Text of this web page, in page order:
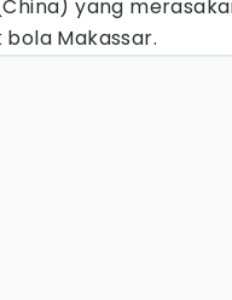
yang
Makassar.